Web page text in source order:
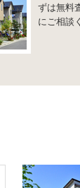
ずは無料
にご相談